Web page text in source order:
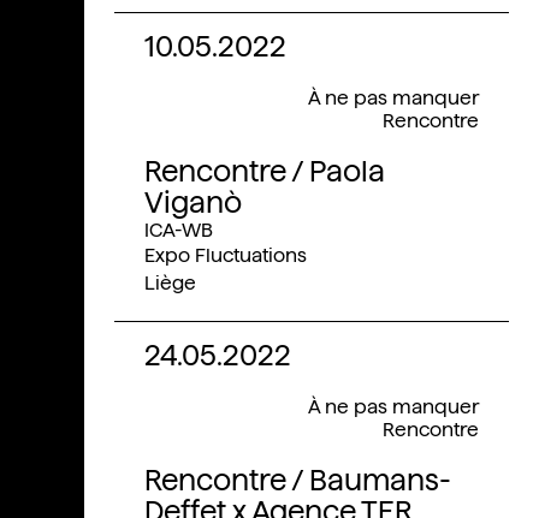
10.05.2022
Rencontre / Paola
Viganò
À ne pas manquer
Rencontre
ICA-WB
Expo Fluctuations
Liège
24.05.2022
Rencontre / Baumans-
Deffet x Agence TER
À ne pas manquer
Rencontre